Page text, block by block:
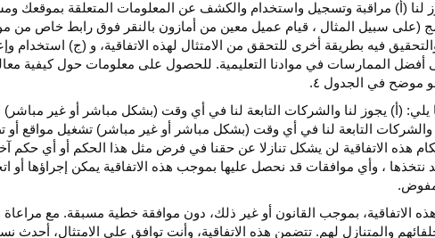
لنا (أ) مراقبة وتسجيل واستخدام والكشف عن المعلومات المتعلقة
(على سبيل المثال ، قيام عميل معين من أمازون بالنقر فوق رابط خاص
فيه بطريقة أخرى للتحقق من الامتثال لهذه الاتفاقية، و (ج)
الممارسات في موادنا التعليمية. للحصول على معلومات حول كيفية
موضح في الجدول ٤.
يلي: (أ) يجوز لنا والشركات التابعة لنا في أي وقت (بشكل مباشر أو غير
والشركات التابعة لنا في أي وقت (بشكل مباشر أو غير مباشر) تشغيل
هذه الاتفاقية لن يشكل تنازلا عن حقنا في فرض مثل هذا الحكم أو أي حكم
نتخذها ، وأي موافقات قد نحصل عليها بموجب هذه الاتفاقية يمكن إجراؤها أو
الاتفاقية، بموجب القانون أو غير ذلك، دون موافقة خطية مسبقة. مع مراعاة
والمتنازل لهم. تتضمن هذه الاتفاقية، وأنت توافق على الامتثال،